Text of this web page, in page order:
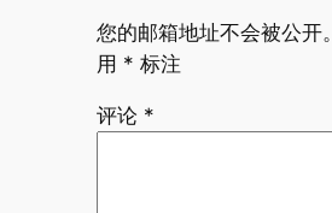
您的邮箱地址不会被公开。
用 * 标注
评论 *